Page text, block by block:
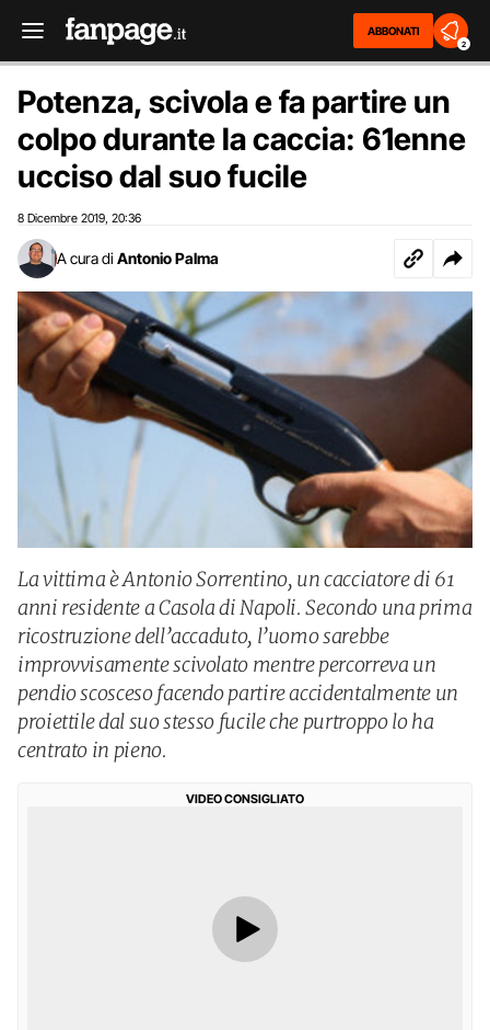
ABBONATI
2
Potenza, scivola e fa partire un
colpo durante la caccia: 61enne
ucciso dal suo fucile
8 Dicembre 2019 20:36
A cura di Antonio Palma
La vittima è Antonio Sorrentino, un cacciatore di 61
anni residente a Casola di Napoli. Secondo una prima
ricostruzione dell’accaduto, l’uomo sarebbe
improvvisamente scivolato mentre percorreva un
pendio scosceso facendo partire accidentalmente un
proiettile dal suo stesso fucile che purtroppo lo ha
centrato in pieno.
VIDEO CONSIGLIATO